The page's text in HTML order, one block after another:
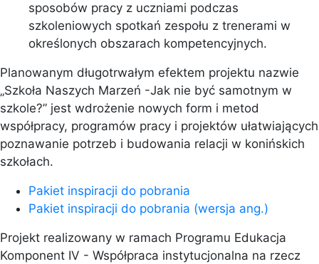
sposobów pracy z uczniami podczas
szkoleniowych spotkań zespołu z trenerami w
określonych obszarach kompetencyjnych.
Planowanym długotrwałym efektem projektu nazwie
„Szkoła Naszych Marzeń -Jak nie być samotnym w
szkole?” jest wdrożenie nowych form i metod
współpracy, programów pracy i projektów ułatwiających
poznawanie potrzeb i budowania relacji w konińskich
szkołach.
Pakiet inspiracji do pobrania
Pakiet inspiracji do pobrania (wersja ang.)
Projekt realizowany w ramach Programu Edukacja
Komponent IV - Współpraca instytucjonalna na rzecz